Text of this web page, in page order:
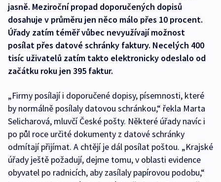
jasně. Meziroční propad doporučených dopisů
dosahuje v průměru jen něco málo přes 10 procent.
Úřady zatím téměř vůbec nevyužívají možnost
posílat přes datové schránky faktury. Necelých 400
tisíc uživatelů zatím takto elektronicky odeslalo od
začátku roku jen 395 faktur.
„Firmy posílají i doporučené dopisy, písemnosti, které
by normálně posílaly datovou schránkou,“ řekla Marta
Selicharová, mluvčí České pošty. Některé úřady navíc i
po půl roce určité dokumenty z datové schránky
odmítají přijímat. A chtějí je dál posílat poštou. „Krajské
úřady ještě požadují, dejme tomu, v oblasti evidence
obyvatel po radnicích, aby zasílaly papírovou podobu,“